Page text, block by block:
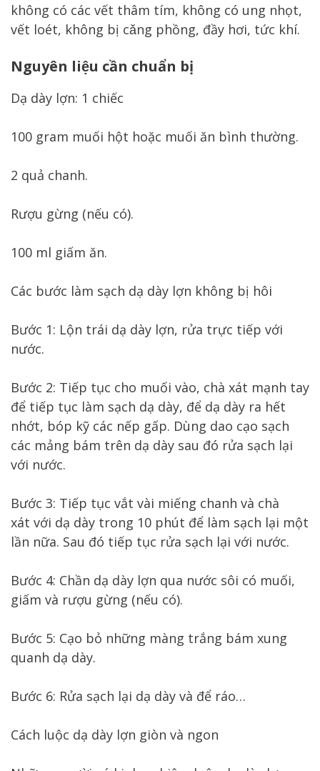
không có các vết thâm tím, không có ung nhọt,
vết loét, không bị cǎng phồng, đầy hơi, tức khí.
Nguyên liệu cần chuẩn bị
Dạ dày lợn: 1 chiếc
100 gram muối hột hoặc muối ăn bình thường.
2 quả chanh.
Rượu gừng (nếu có).
100 ml giấm ăn.
Các bước làm sạch dạ dày lợn không bị hôi
Bước 1: Lộn trái dạ dày lợn, rửa trực tiếp với
nước.
Bước 2: Tiếp tục cho muối vào, chà xát mạnh tay
để tiếp tục làm sạch dạ dày, để dạ dày ra hết
nhớt, bóp kỹ các nếp gấp. Dùng dao cạo sạch
các mảng bám trên dạ dày sau đó rửa sạch lại
với nước.
Bước 3: Tiếp tục vắt vài miếng chanh và chà
xát với dạ dày trong 10 phút để làm sạch lại một
lần nữa. Sau đó tiếp tục rửa sạch lại với nước.
Bước 4: Chần dạ dày lợn qua nước sôi có muối,
giấm và rượu gừng (nếu có).
Bước 5: Cạo bỏ những màng trắng bám xung
quanh dạ dày.
Bước 6: Rửa sạch lại dạ dày và để ráo…
Cách luộc dạ dày lợn giòn và ngon